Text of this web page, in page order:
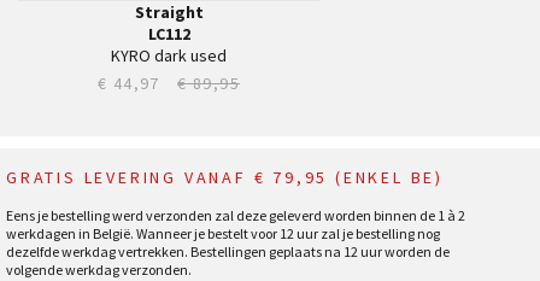
Straight
LC112
KYRO dark used
€ 44,97
€ 89,95
GRATIS LEVERING VANAF € 79,95 (ENKEL BE)
Eens je bestelling werd verzonden zal deze geleverd worden binnen de 1 à 2
werkdagen in België. Wanneer je bestelt voor 12 uur zal je bestelling nog
dezelfde werkdag vertrekken. Bestellingen geplaats na 12 uur worden de
volgende werkdag verzonden.